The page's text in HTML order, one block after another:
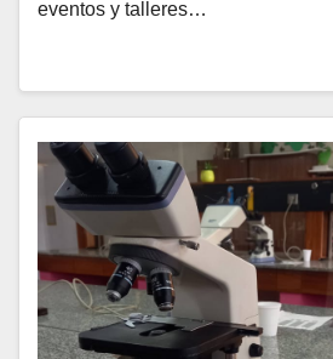
eventos y talleres…